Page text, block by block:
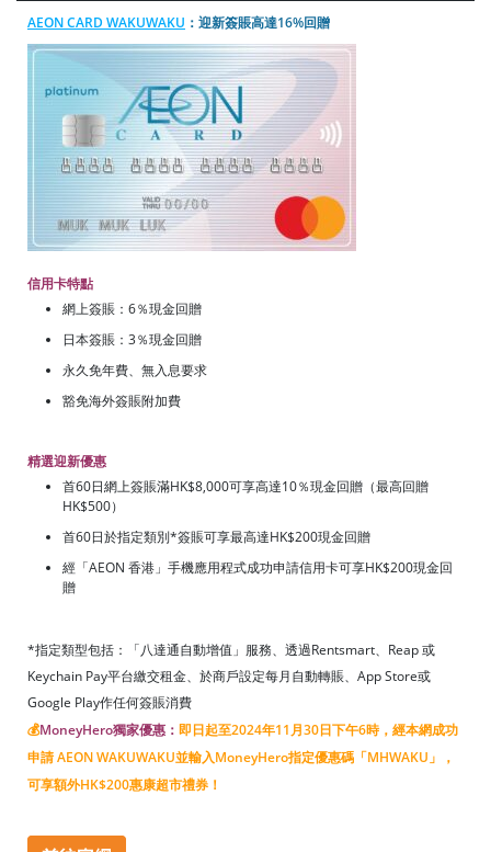
AEON CARD WAKUWAKU ：迎新簽賬高達16%回贈
信用卡特點
網上簽賬：6％現金回贈
日本簽賬：3％現金回贈
永久免年費、無入息要求
豁免海外簽賬附加費
精選迎新優惠
首60日網上簽賬滿HK$8,000可享高達10％現金回贈（最高回贈
HK$500）
首60日於指定類別*簽賬可享最高達HK$200現金回贈
經「AEON 香港」手機應用程式成功申請信用卡可享HK$200現金回
贈
*指定類型包括：「八達通自動增值」服務、透過Rentsmart、Reap 或
Keychain Pay平台繳交租金、於商戶設定每月自動轉賬、App Store或
Google Play作任何簽賬消費
💰MoneyHero獨家優惠： 即日起至2024年11月30日下午6時，經本網成功
申請 AEON WAKUWAKU並輸入MoneyHero指定優惠碼「MHWAKU」，
可享額外HK$200惠康超市禮券！